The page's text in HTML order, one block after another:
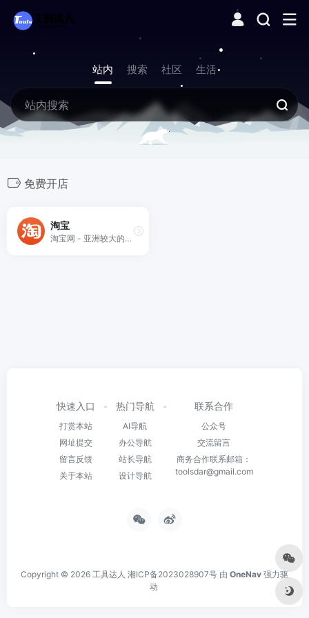
站内 搜索 社区 生活
免费开店
淘宝
淘宝网 - 亚洲较大的网上交易平台，提供各类服饰、美容、家居、数码、话费/点卡充值… 数亿优质商品，同时提供担保交易(先收货后付款)等安全交易保障服务，并由商家提供退货承诺、破损补寄等消费者保障服务，让你安心享受网上购物乐趣！
快速入口
打赏本站
网址提交
留言反馈
关于本站
热门导航
AI导航
办公导航
站长导航
设计导航
联系合作
公众号
交流留言
商务合作联系邮箱：
toolsdar@gmail.com
Copyright © 2026 工具达人 湘ICP备2023028907号 由 OneNav 强力驱
动